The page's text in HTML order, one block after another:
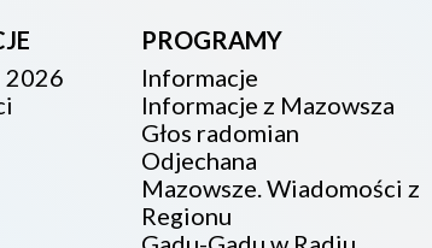
2026
PROGRAMY
Informacje
Informacje z Mazowsza
Głos radomian
Odjechana
Mazowsze. Wiadomości z
Regionu